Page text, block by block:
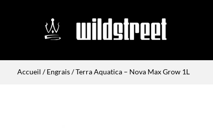
Accueil /Engrais/ Terra Aquatica – Nova Max Grow 1L